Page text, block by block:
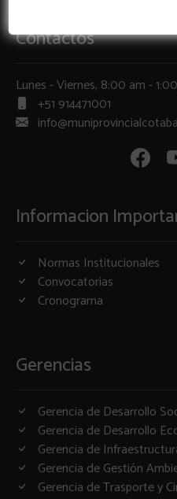
Contactos
Lunes - Viernes, 8:00 am -
+51 914471001
Informacion
Normas Institucionales
Convocatorias
Cronograma
Gerencias
Gerencia de Desarrollo
Gerencia de Desarrollo
Gerencia de
Gerencia de Gestión
Gerencia de Trasporte y